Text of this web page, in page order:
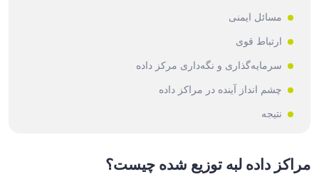
مسائل ایمنی
ارتباط قوی
سرمایه‌گذاری و نگه‌داری مرکز داده
چشم انداز آینده در مراکز داده
نتیجه
مراکز داده لبه توزیع شده چیست؟